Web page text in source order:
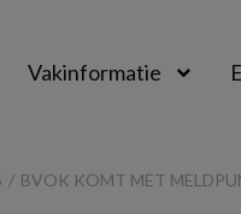
Vakinformatie
BVOK KOMT MET